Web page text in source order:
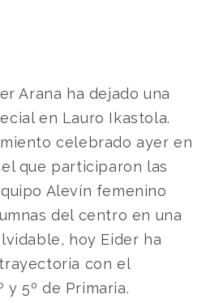
Arana ha dejado una
en Lauro Ikastola.
celebrado ayer en
que participaron las
Alevín femenino
del centro en una
hoy Eider ha
con el
y 5º de Primaria.